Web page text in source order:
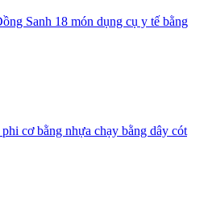
Sanh 18 món dụng cụ y tế bằng
cơ bằng nhựa chạy bằng dây cót